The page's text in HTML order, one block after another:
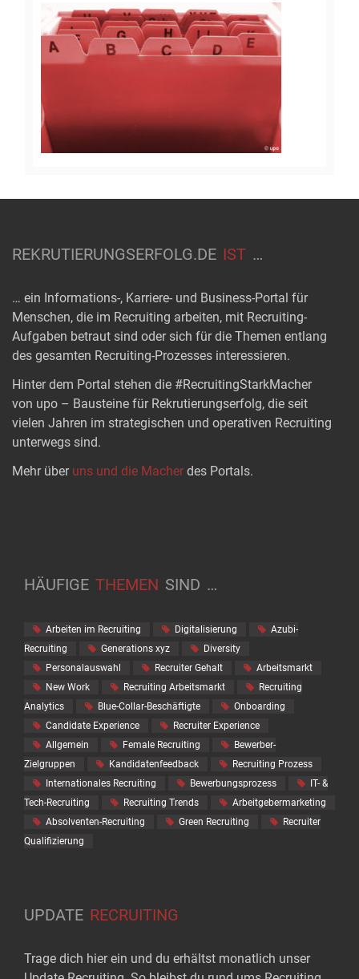
REKRUTIERUNGSERFOLG.DE IST …
… ein Informations-, Karriere- und Business-Portal für
Menschen, die im Recruiting arbeiten, mit Recruiting-
Aufgaben betraut sind oder sich für die Themen entlang
des gesamten Recruiting-Prozesses interessieren.
Hinter dem Portal stehen die #RecruitingStarkMacher
von upo – Bausteine für Rekrutierungserfolg, die seit
vielen Jahren im strategischen und operativen Recruiting
unterwegs sind.
Mehr über uns und die Macher des Portals.
HÄUFIGE THEMEN SIND …
Arbeiten im Recruiting Digitalisierung
Azubi-
Recruiting
Generations xyz
Diversity
Personalauswahl
Recruiter Gehalt
Arbeitsmarkt
New Work
Recruiting Arbeitsmarkt
Recruiting
Analytics
Blue-Collar-Beschäftigte
Onboarding
Candidate Experience
Recruiter Experience
Allgemein
Female Recruiting
Bewerber-
Zielgruppen
Kandidatenfeedback
Recruiting Prozess
Internationales Recruiting
Bewerbungsprozess
IT- &
Tech-Recruiting
Recruiting Trends
Arbeitgebermarketing
Absolventen-Recruiting
Green Recruiting
Recruiter
Qualifizierung
UPDATE RECRUITING
Trage dich hier ein und du erhältst monatlich unser